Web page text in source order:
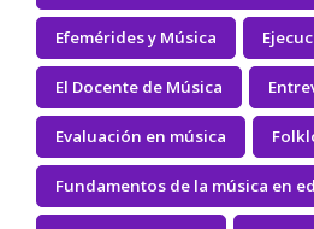
Efemérides y Música
El Docente de Música
Evaluación en música
Fundamentos de la música en